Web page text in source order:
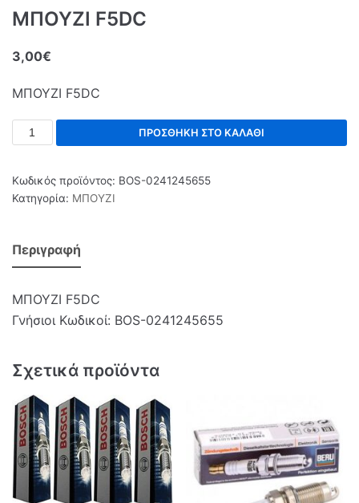
ΜΠΟΥΖΙ F5DC
3,00€
ΜΠΟΥΖΙ F5DC
ΠΡΟΣΘΉΚΗ ΣΤΟ ΚΑΛΆΘΙ
Κωδικός προϊόντος: BOS-0241245655
Κατηγορία: ΜΠΟΥΖΙ
Περιγραφή
ΜΠΟΥΖΙ F5DC
Γνήσιοι Κωδικοί: BOS-0241245655
Σχετικά προϊόντα